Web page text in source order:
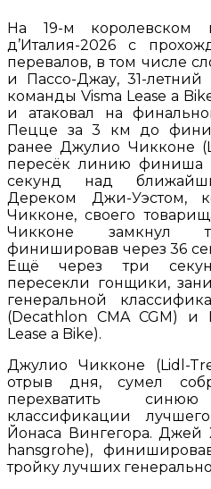
На 19-м королевском
д’Италия-2026 с
перевалов, в том числе
и Пассо-Джау, 31-
команды Visma Lease a
и атаковал на
Пецце за 3 км до
ранее Джулио Чикконе
пересёк линию финиша
секунд над
Дереком Джи-Уэстом,
Чикконе, своего
Чикконе замкнул
финишировав через 36
Ещё через три
пересекли гонщики,
генеральной
(Decathlon CMA CGM) и
Lease a Bike).
Джулио Чикконе (Lidl-
отрыв дня, сумел
перехватить
классификации
Йонаса Вингегора.
hansgrohe),
тройку лучших